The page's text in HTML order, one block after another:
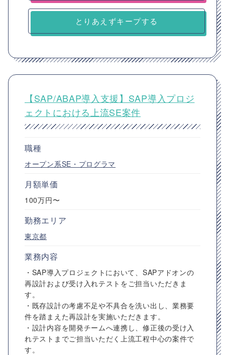
とりあえずキープする
【SAP/ABAP導入支援】SAP導入プロジ
ェクトにおける上流SE案件
職種
オープン系SE・プログラマ
月額単価
100万円〜
勤務エリア
東京都
業務内容
・SAP導入プロジェクトにおいて、SAPアドオンの
再設計および受け入れテストをご担当いただきま
す。
・既存設計の考慮不足や不具合を洗い出し、業務要
件を踏まえた再設計を実施いただきます。
・設計内容を開発チームへ連携し、修正後の受け入
れテストまでご担当いただく上流工程中心の案件で
す。